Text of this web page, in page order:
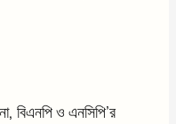
বিএনপি ও এনসিপি’র